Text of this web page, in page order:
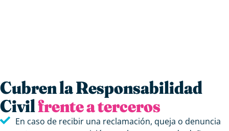
Cubren la Responsabilidad
Civilfrente a terceros
En caso de recibir una reclamación, queja o denuncia